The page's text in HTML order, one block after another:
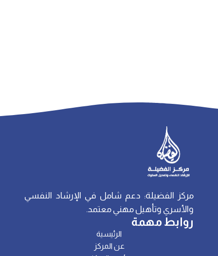
مركز الفضيلة: دعم شامل في الإرشاد النفسي
والأسري وتأهيل مهني معتمد.
روابط مهمة
الرئيسية
عن المركز